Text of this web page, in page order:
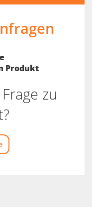
Produkt
zu